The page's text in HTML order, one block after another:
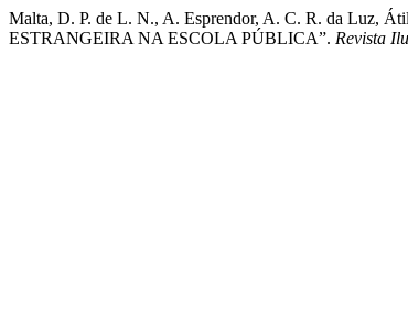
Malta, D. P. de L. N., A. Esprendor, A. C. R. da Luz,
ESTRANGEIRA NA ESCOLA PÚBLICA”. Revista